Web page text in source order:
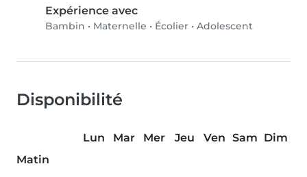
Expérience avec
Bambin • Maternelle • Écolier • Adolescent
Disponibilité
Lun Mar Mer Jeu Ven Sam Dim
Matin